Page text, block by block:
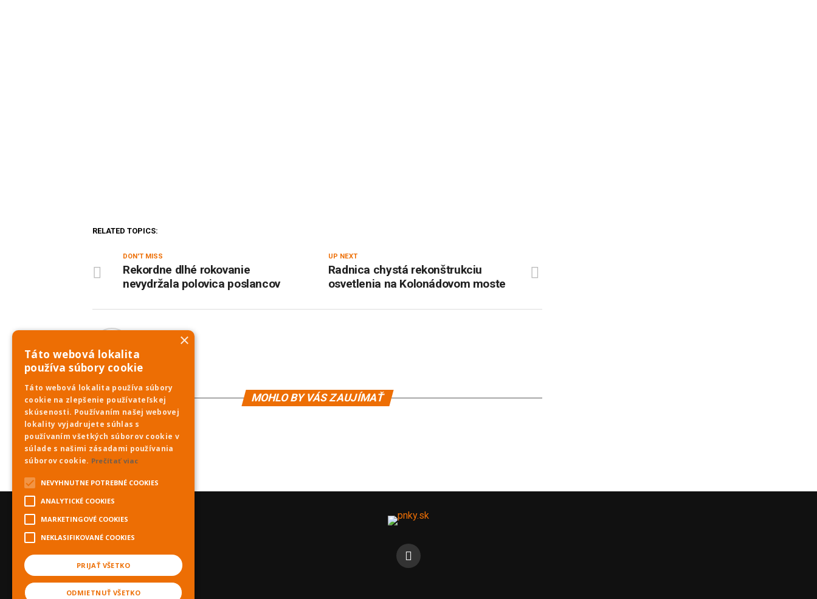
RELATED TOPICS:
UP NEXT
Radnica chystá rekonštrukciu
osvetlenia na Kolonádovom moste
DON'T MISS
Rekordne dlhé rokovanie
nevydržala polovica poslancov
MOHLO BY VÁS ZAUJÍMAŤ
×
Táto webová lokalita
používa súbory cookie
Táto webová lokalita používa súbory
cookie na zlepšenie používateľskej
skúsenosti. Používaním našej webovej
lokality vyjadrujete súhlas s
používaním všetkých súborov cookie v
súlade s našimi zásadami používania
súborov cookie. Prečítať viac
NEVYHNUTNE POTREBNÉ COOKIES
ANALYTICKÉ COOKIES
MARKETINGOVÉ COOKIES
NEKLASIFIKOVANÉ COOKIES
PRIJAŤ VŠETKO
ODMIETNUŤ VŠETKO